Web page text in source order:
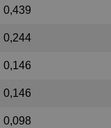
0,439
0,244
0,146
0,146
0,098